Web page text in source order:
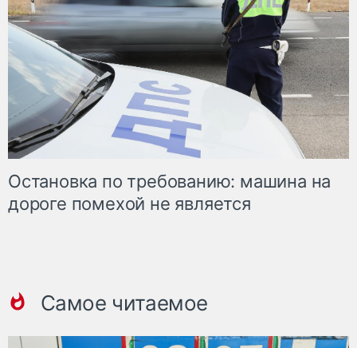
Остановка по требованию: машина на
дороге помехой не является
Самое читаемое